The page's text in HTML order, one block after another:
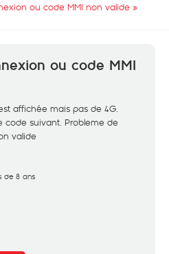
ou code MMI non valide »
ou code MMI
affichée mais pas de 4G.
code suivant. Probleme de
valide
de 8 ans